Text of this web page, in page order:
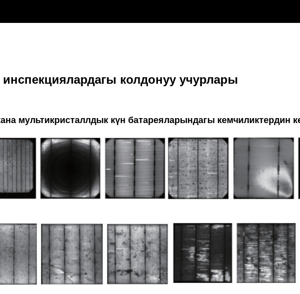
колдонуу учурлары
мультикристаллдык күн батареяларындагы кемчиликтердин